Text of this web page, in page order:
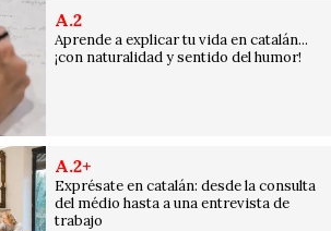
A.2
Aprende a explicar tu vida en catalán...
¡con naturalidad y sentido del humor!
A.2+
Exprésate en catalán: desde la consulta
del médio hasta a una entrevista de
trabajo